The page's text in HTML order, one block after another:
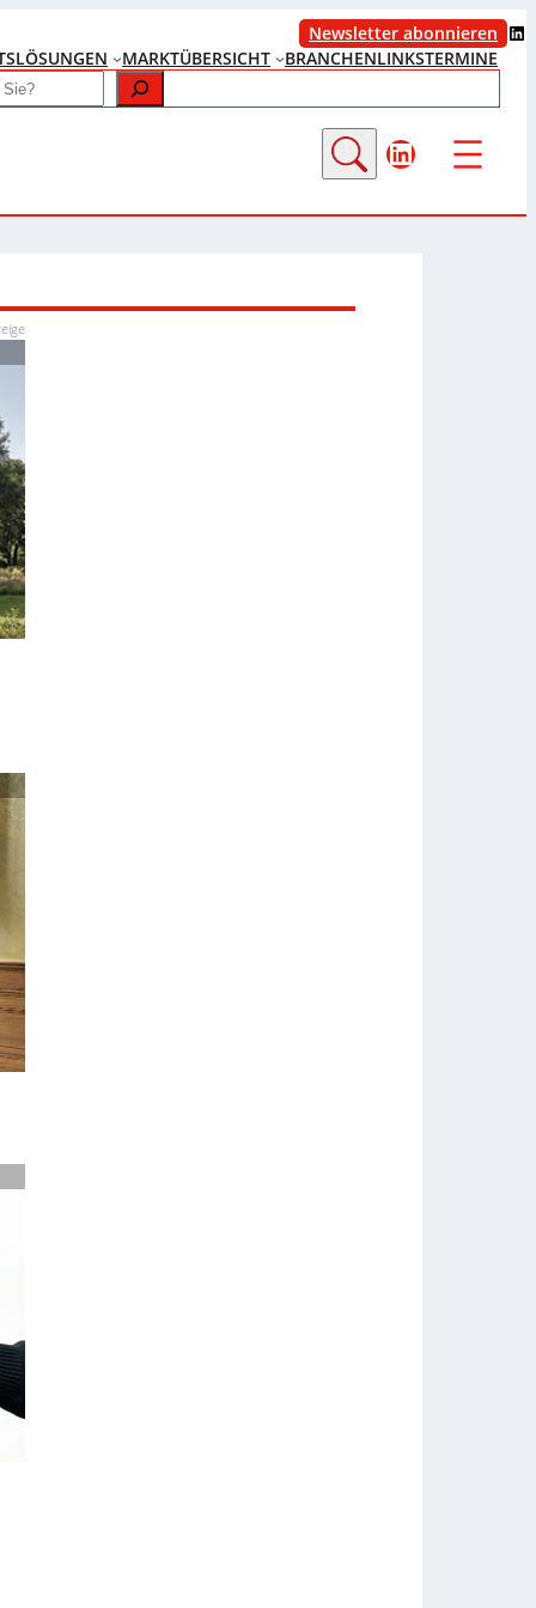
Newsletter abonnieren LinkedIn
LÖSUNGEN MARKTÜBERSICHT BRANCHENLINKSTERMINE
LinkedIn